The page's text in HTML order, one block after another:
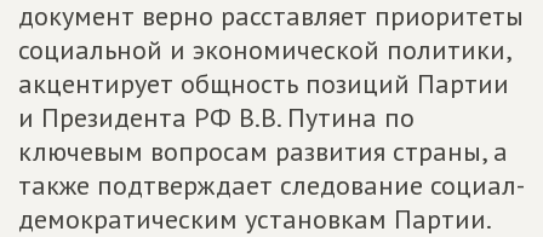
документ верно расставляет приоритеты
социальной и экономической политики,
акцентирует общность позиций Партии
и Президента РФ В.В. Путина по
ключевым вопросам развития страны, а
также подтверждает следование социал-
демократическим установкам Партии.